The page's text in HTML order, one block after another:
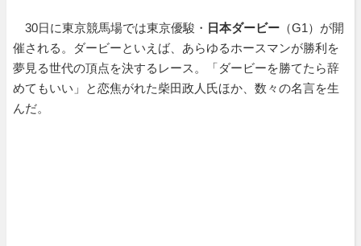
30日に東京競馬場では東京優駿・ 日本ダービー （G1）が開
催される。ダービーといえば、あらゆるホースマンが勝利を
夢見る世代の頂点を決するレース。「ダービーを勝てたら辞
めてもいい」と恋焦がれた柴田政人氏ほか、数々の名言を生
んだ。